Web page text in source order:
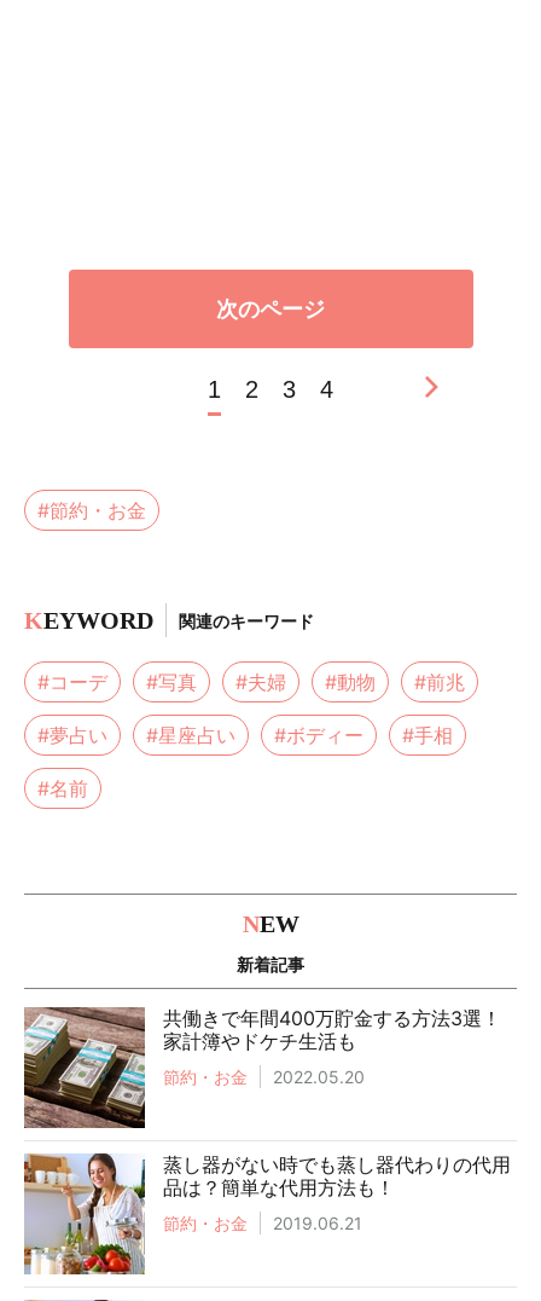
次のページ
1 2 3 4
#節約・お金
KEYWORD 関連のキーワード
#コーデ #写真 #夫婦 #動物 #前兆
#夢占い #星座占い #ボディー #手相
#名前
NEW
新着記事
共働きで年間400万貯金する方法3選！
家計簿やドケチ生活も
節約・お金 2022.05.20
蒸し器がない時でも蒸し器代わりの代用
品は？簡単な代用方法も！
節約・お金 2019.06.21